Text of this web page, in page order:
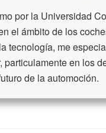
por la Universidad
el ámbito de los
tecnología, me
particulamente en los
de la automoción.